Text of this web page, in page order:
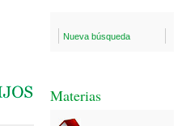
Nueva búsqueda
Materias